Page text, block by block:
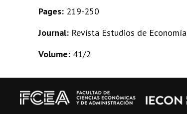
Pages: 219-250
Journal: Revista Estudios de Economía
Volume: 41/2